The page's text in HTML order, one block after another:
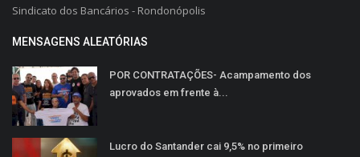
Sindicato dos Bancários - Rondonópolis
MENSAGENS ALEATÓRIAS
POR CONTRATAÇÕES- Acampamento dos
aprovados em frente à...
Lucro do Santander cai 9,5% no primeiro